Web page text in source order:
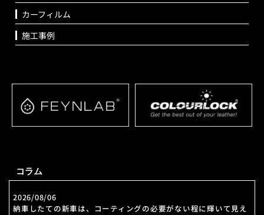
カーフィルム
施工事例
コラム
2026/08/06
納車したての新車は、コーティングの必要がない程に輝いて見え